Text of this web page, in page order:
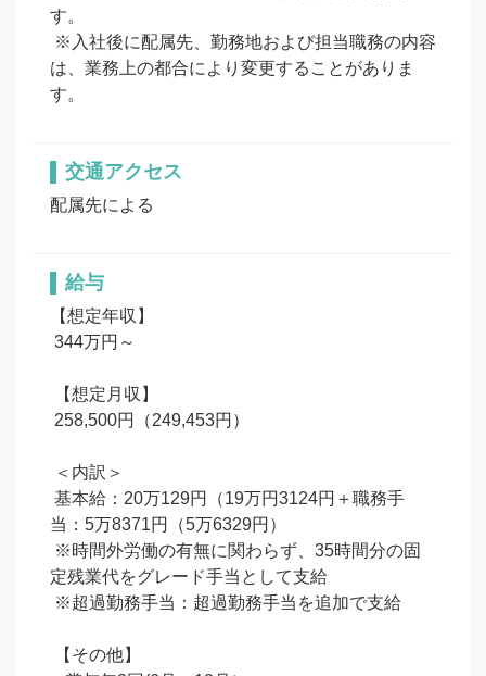
す。
は、業務上の都合により変更することがありま
す。
交通アクセス
配属先による
給与
【想定年収】
当：5万8371円（5万6329円）
定残業代をグレード手当として支給